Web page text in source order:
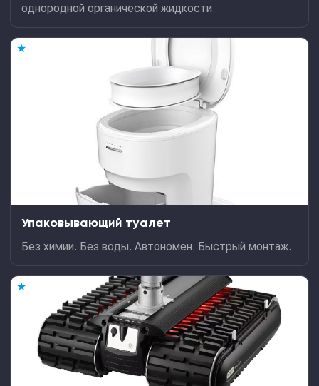
однородной органической жидкости.
★
Упаковывающий туалет
Без химии. Без воды. Автономен. Быстрый монтаж.
★